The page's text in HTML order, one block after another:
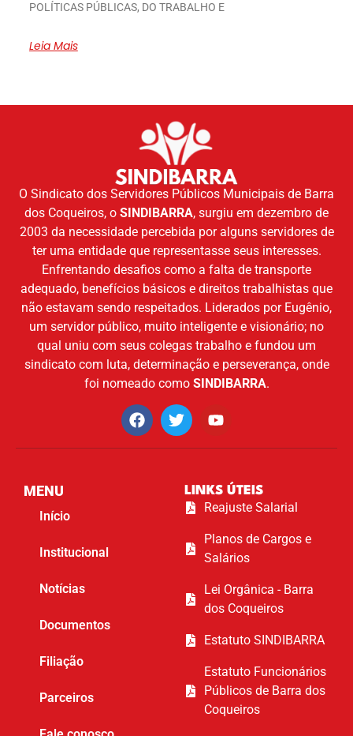
POLÍTICAS PÚBLICAS, DO TRABALHO E
Leia Mais
O Sindicato dos Servidores Públicos Municipais de Barra
dos Coqueiros, o SINDIBARRA, surgiu em dezembro de
2003 da necessidade percebida por alguns servidores de
ter uma entidade que representasse seus interesses.
Enfrentando desafios como a falta de transporte
adequado, benefícios básicos e direitos trabalhistas que
não estavam sendo respeitados. Liderados por Eugênio,
um servidor público, muito inteligente e visionário; no
qual uniu com seus colegas trabalho e fundou um
sindicato com luta, determinação e perseverança, onde
foi nomeado como SINDIBARRA.
MENU
Início
Institucional
Notícias
Documentos
Filiação
Parceiros
LINKS ÚTEIS
Reajuste Salarial
Planos de Cargos e
Salários
Lei Orgânica - Barra
dos Coqueiros
Estatuto SINDIBARRA
Estatuto Funcionários
Públicos de Barra dos
Coqueiros